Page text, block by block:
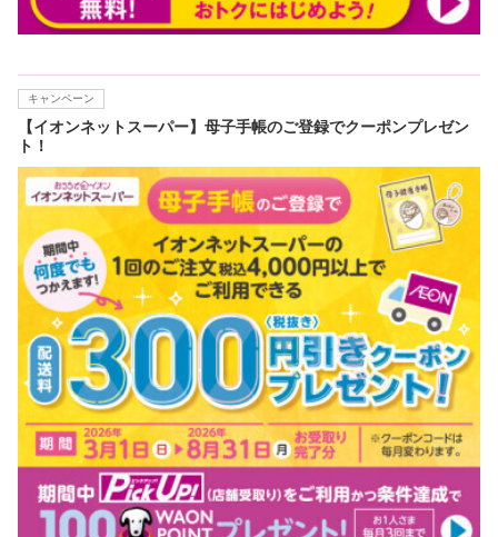
キャンペーン
【イオンネットスーパー】母子手帳のご登録でクーポンプレゼン
ト！